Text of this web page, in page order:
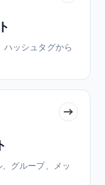
ッシュタグから
グループ、メッ